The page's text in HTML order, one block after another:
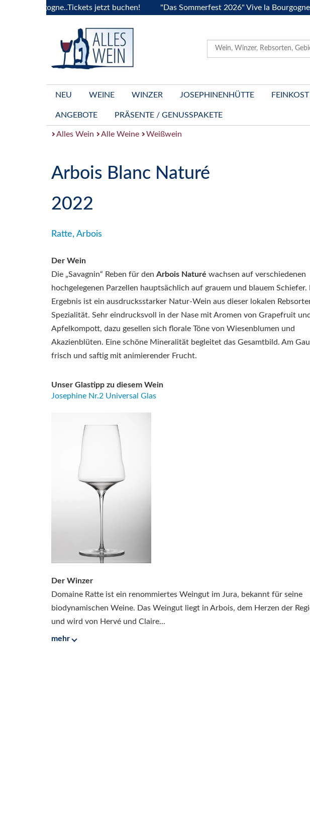
Bourgogne..Tickets jetzt buchen! "Das Sommerfest 2026" Vive la
NEU WEINE WINZER JOSEPHINENHÜTTE FEINKOST
ANGEBOTE PRÄSENTE / GENUSSPAKETE
Alles Wein Alle Weine Weißwein
Arbois Blanc Naturé
2022
Ratte, Arbois
Der Wein
Die „Savagnin“ Reben für den Arbois Naturé wachsen auf verschiedenen
hochgelegenen Parzellen hauptsächlich auf grauem und blauem Schiefer.
Ergebnis ist ein ausdrucksstarker Natur-Wein aus dieser lokalen
Spezialität. Sehr eindrucksvoll in der Nase mit Aromen von Grapefruit und
Apfelkompott, dazu gesellen sich florale Töne von Wiesenblumen und
Akazienblüten. Eine schöne Mineralität begleitet das Gesamtbild. Am
frisch und saftig mit animierender Frucht.
Unser Glastipp zu diesem Wein
Josephine Nr.2 Universal Glas
Der Winzer
Domaine Ratte ist ein renommiertes Weingut im Jura, bekannt für seine
biodynamischen Weine. Das Weingut liegt in Arbois, dem Herzen der
und wird von Hervé und Claire...
mehr